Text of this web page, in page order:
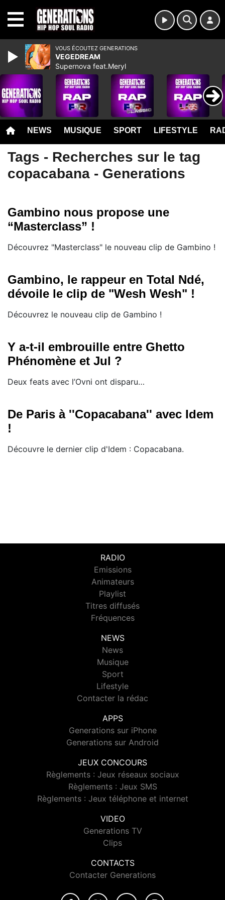
NEWS MUSIQUE SPORT LIFESTYLE
Tags - Recherches sur le tag
copacabana - Generations
Gambino nous propose une
“Masterclass” !
Découvrez "Masterclass" le nouveau clip de Gambino !
Gambino, le rappeur en Total Ndé,
dévoile le clip de "Wesh Wesh" !
Découvrez le nouveau clip de Gambino !
Y a-t-il embrouille entre Ghetto
Phénomène et Jul ?
Deux feats avec l’Ovni ont disparu…
De Paris à ''Copacabana'' avec Idem
!
Découvre le dernier clip d'Idem : Copacabana.
RADIO
Emissions
Animateurs
Playlist
Titres diffusés
Fréquences
NEWS
News
Musique
Sport
Lifestyle
Contacter la rédac
APPS
Generations sur iPhone
Generations sur Android
JEUX CONCOURS
Règlements : Jeux réseaux sociaux
Règlements : Jeux SMS
Règlements : Jeux téléphone et internet
VIDEO
Generations TV
Clips
CONTACTS
Contacter Generations
VOUS ÉCOUTEZ GENERATIONS
VEGEDREAM
Supernova feat.Meryl